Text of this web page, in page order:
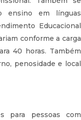
ensino em línguas
Educacional
conforme a carga
40 horas. Também
penosidade e local
para pessoas com